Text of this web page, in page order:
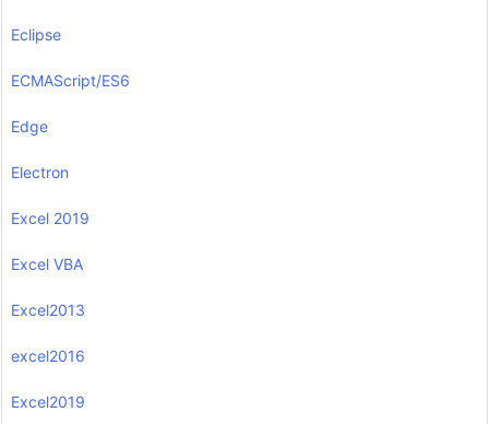
Eclipse
ECMAScript/ES6
Edge
Electron
Excel 2019
Excel VBA
Excel2013
excel2016
Excel2019